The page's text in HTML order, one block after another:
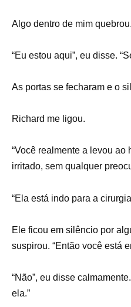
Algo dentro de mim quebrou.
“Eu estou aqui”, eu disse.
As portas se fecharam e o
Richard me ligou.
“Você realmente a levou ao
irritado, sem qualquer
“Ela está indo para a
Ele ficou em silêncio por
suspirou. “Então você está
“Não”, eu disse
ela.”